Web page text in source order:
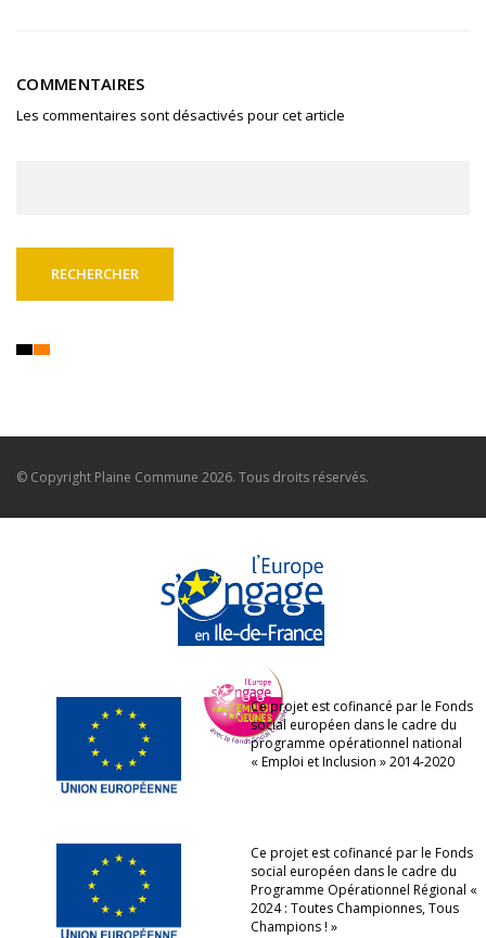
COMMENTAIRES
Les commentaires sont désactivés pour cet article
© Copyright Plaine Commune 2026. Tous droits réservés.
Ce projet est cofinancé par le Fonds
social européen dans le cadre du
programme opérationnel national
« Emploi et Inclusion » 2014-2020
Ce projet est cofinancé par le Fonds
social européen dans le cadre du
Programme Opérationnel Régional «
2024 : Toutes Championnes, Tous
Champions ! »